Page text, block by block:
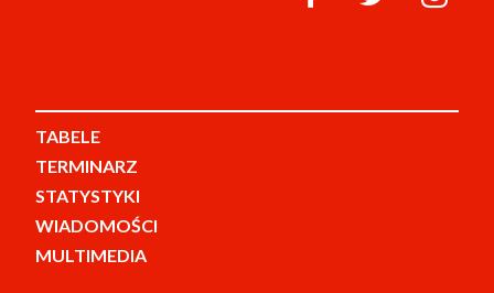
TABELE
TERMINARZ
STATYSTYKI
WIADOMOŚCI
MULTIMEDIA